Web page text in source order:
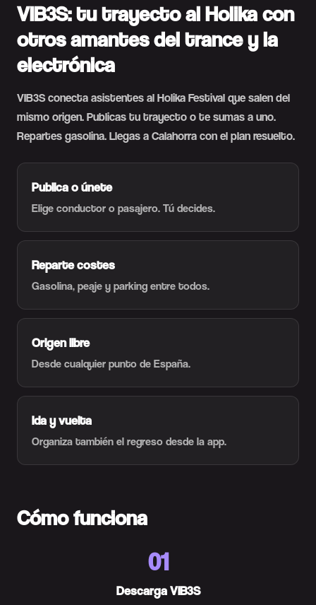
VIB3S: tu trayecto al Holika con
otros amantes del trance y la
electrónica
VIB3S conecta asistentes al Holika Festival que salen del
mismo origen. Publicas tu trayecto o te sumas a uno.
Repartes gasolina. Llegas a Calahorra con el plan resuelto.
Publica o únete
Elige conductor o pasajero. Tú decides.
Reparte costes
Gasolina, peaje y parking entre todos.
Origen libre
Desde cualquier punto de España.
Ida y vuelta
Organiza también el regreso desde la app.
Cómo funciona
01
Descarga VIB3S